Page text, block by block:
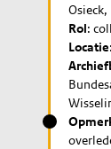
Osieck,
Rol:
Locatie